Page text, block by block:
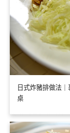
日式炸豬排做法
桌